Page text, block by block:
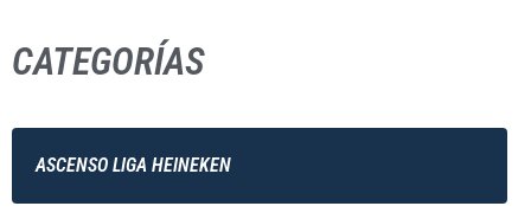
CATEGORÍAS
ASCENSO LIGA HEINEKEN